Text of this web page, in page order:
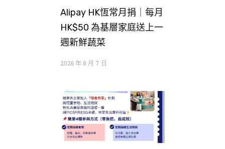
Alipay HK恆常月捐｜每月
HK$50 為基層家庭送上一
週新鮮蔬菜
2026 年 8 月 7 日